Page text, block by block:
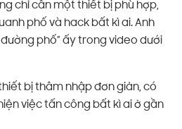
chỉ cần một thiết bị phù hợp,
phố và hack bất kì ai. Anh
phố” ấy trong video dưới
bị thâm nhập đơn giản, có
việc tấn công bất kì ai ở gần